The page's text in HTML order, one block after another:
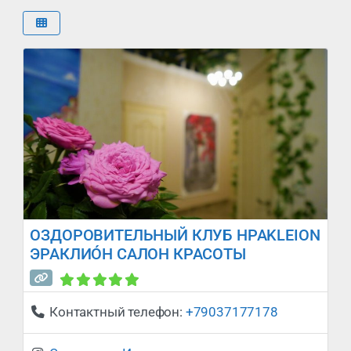
ОЗДОРОВИТЕЛЬНЫЙ КЛУБ HPAKLEION
ЭРАКЛИÓН САЛОН КРАСОТЫ
Сейчас закрыто
Контактный телефон: +79037177178